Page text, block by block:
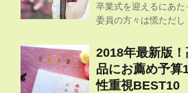
卒業式を迎えるにあ
委員の方々は慌ただし
2018年最新版
品にお薦め予算
性重視BEST10